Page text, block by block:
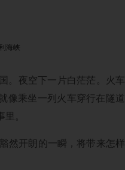
海峡
。夜空下一片白茫茫。火车
像乘坐一列火车穿行在隧道
。
然开朗的一瞬，将带来怎样